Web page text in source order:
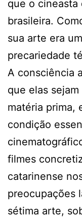
que o cineasta
brasileira.
sua arte era
precariedade
A consciência
que elas
matéria prima,
condição
filmes
catarinense
preocupações
sétima arte,